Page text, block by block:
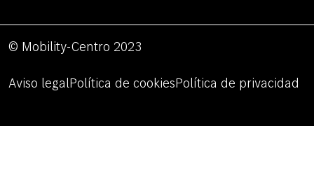
© Mobility-Centro 2023
Aviso legalPolítica de cookiesPolítica de privacidad